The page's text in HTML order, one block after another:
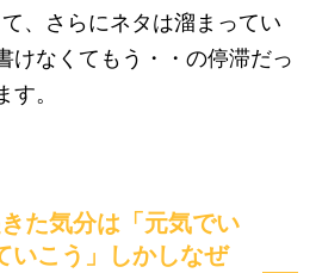
、さらにネタは溜まってい
けなくてもう・・の停滞だっ
。
た気分は「元気でい
いこう」しかしなぜ